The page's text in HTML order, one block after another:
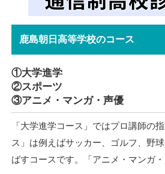
鹿島朝日高等学校のコース
①大学進学
②スポーツ
③アニメ・マンガ・声優
「大学進学コース」ではプロ講師の
ス」は例えばサッカー、ゴルフ、野
ばすコースです。「アニメ・マンガ